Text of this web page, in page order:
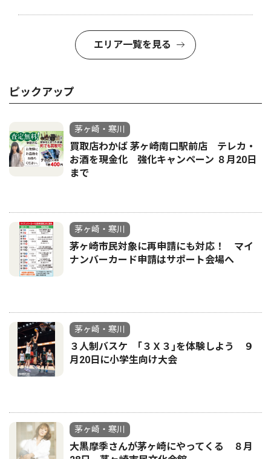
エリア一覧を見る
ピックアップ
茅ヶ崎・寒川
買取店わかば 茅ヶ崎南口駅前店 テレカ・
お酒を現金化 強化キャンペーン ８月20日
まで
茅ヶ崎・寒川
茅ヶ崎市民対象に再申請にも対応！ マイ
ナンバーカード申請はサポート会場へ
茅ヶ崎・寒川
３人制バスケ ｢３Ｘ３｣を体験しよう ９
月20日に小学生向け大会
茅ヶ崎・寒川
大黒摩季さんが茅ヶ崎にやってくる ８月